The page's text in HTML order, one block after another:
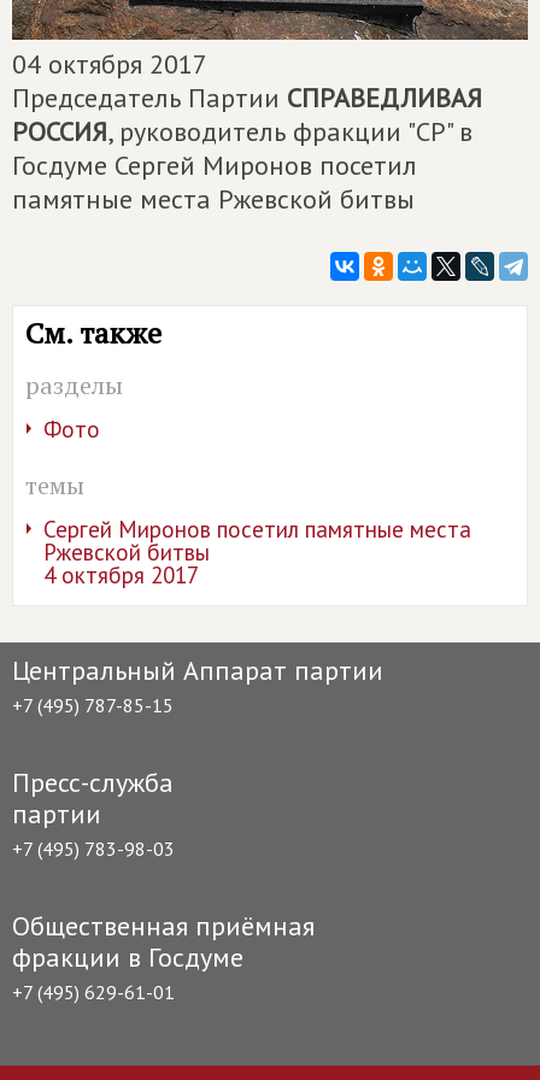
04 октября 2017
Председатель Партии СПРАВЕДЛИВАЯ
РОССИЯ, руководитель фракции "СР" в
Госдуме Сергей Миронов посетил
памятные места Ржевской битвы
См. также
разделы
Фото
темы
Сергей Миронов посетил памятные места
Ржевской битвы
4 октября 2017
Центральный Аппарат партии
+7 (495) 787-85-15
Пресс-служба
партии
+7 (495) 783-98-03
Общественная приёмная
фракции в Госдуме
+7 (495) 629-61-01